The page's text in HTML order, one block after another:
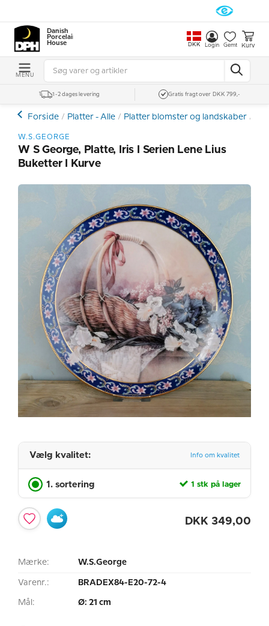
Danish
Porcelain
House
DKK Login Gemt Kurv
MENU
1-2 dages levering Gratis fragt over DKK 799,-
Forside Platter - Alle Platter blomster og landskaber
W.S.GEORGE
W S George, Platte, Iris I Serien Lene Lius
Buketter I Kurve
Vælg kvalitet: Info om kvalitet
1. sortering 1 stk på lager
DKK 349,00
Mærke: W.S.George
Varenr.: BRADEX84-E20-72-4
Mål: Ø: 21 cm